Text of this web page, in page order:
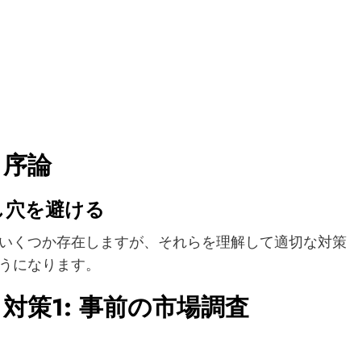
論
を避ける
くつか存在しますが、それらを理解して適切な対策
になります。
策1: 事前の市場調査